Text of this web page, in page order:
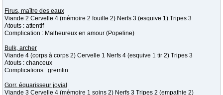
Firus, maître des eaux
Viande 2 Cervelle 4 (mémoire 2 fouille 2) Nerfs 3 (esquive 1) Tripes 3
Atouts : attentif
Complication : Malheureux en amour (Popeline)
Bulk, archer
Viande 4 (corps à corps 2) Cervelle 1 Nerfs 4 (esquive 1 tir 2) Tripes 3
Atouts : chanceux
Complications : gremlin
Gorr, équarisseur jovial
Viande 3 Cervelle 4 (mémoire 1 soins 2) Nerfs 3 Tripes 2 (empathie 2)